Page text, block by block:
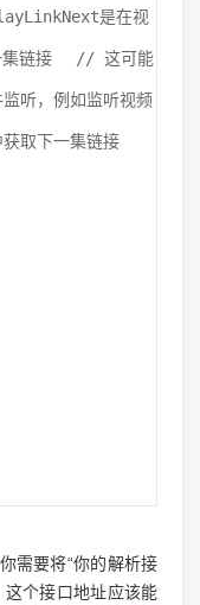
是在视
集链接 // 这可能
听，例如监听视频
取下一集链接
需要将“你的解析接
这个接口地址应该能